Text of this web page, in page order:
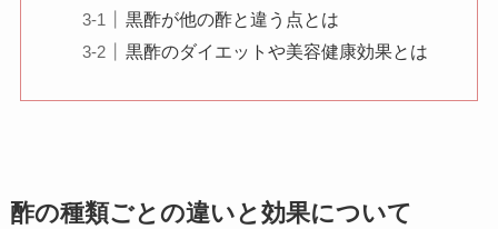
黒酢が他の酢と違う点とは
黒酢のダイエットや美容健康効果とは
酢の種類ごとの違いと効果について